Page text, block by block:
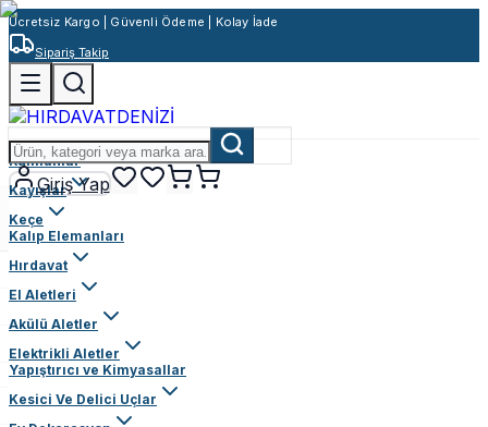
Ücretsiz Kargo | Güvenli Ödeme | Kolay İade
Sipariş Takip
Giriş Yap
Rulmanlar
Kayışlar
Keçe
Kalıp Elemanları
Hırdavat
El Aletleri
Akülü Aletler
Elektrikli Aletler
Yapıştırıcı ve Kimyasallar
Kesici Ve Delici Uçlar